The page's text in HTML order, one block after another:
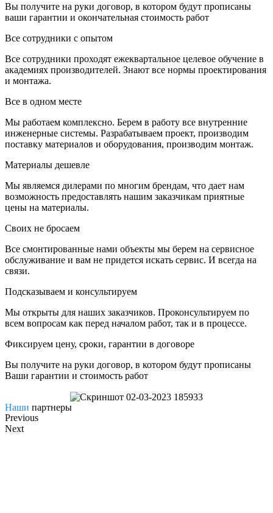
Вы получите на руки договор, в котором будут прописаны
ваши гарантии и окончательная стоимость работ
Все сотрудники с опытом
Все сотрудники проходят ежеквартальное целевое обучение в
академиях производителей. Знают все нормы проектирования
и монтажа.
Все в одном месте
Мы работаем комплексно. Берем в работу все внутренние
инженерные системы. Разрабатываем проект, производим
поставку материалов и оборудования, производим монтаж.
Материалы дешевле
Мы являемся дилерами по многим брендам, что дает нам
возможность предоставлять нашим заказчикам приятные
цены на материалы.
Своих не бросаем
Все смонтированные нами объекты мы берем на сервисное
обслуживание и вам не придется искать сервис. И всегда на
связи.
Подсказываем и консультируем
Мы открыты для наших заказчиков. Проконсультируем по
всем вопросам как перед началом работ, так и в процессе.
Фиксируем цену, сроки, гарантии в договоре
Вы получите на руки договор, в котором будут прописаны
Ваши гарантии и стоимость работ
Наши партнеры
Previous
Next